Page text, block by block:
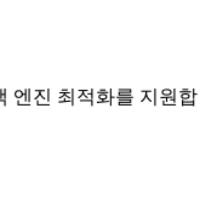
엔진 최적화를 지원합